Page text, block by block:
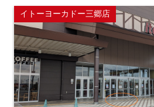
イトーヨーカドー三郷店